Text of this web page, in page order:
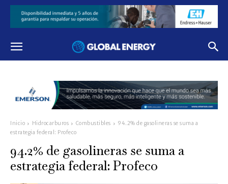
Inicio Hidrocarburos Combustibles
94.2% de gasolineras se suma a
estrategia federal: Profeco
94.2% de gasolineras se suma a
estrategia federal: Profeco